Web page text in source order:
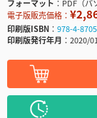
フォーマット
PDF（パ
電子版販売価格：
印刷版ISBN
978-4-
印刷版発行年月
2020/01